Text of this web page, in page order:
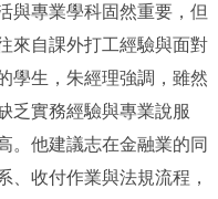
與專業學科固然重要，但
來自課外打工經驗與面對
學生，朱經理強調，雖然
乏實務經驗與專業說服
。他建議志在金融業的同
、收付作業與法規流程，